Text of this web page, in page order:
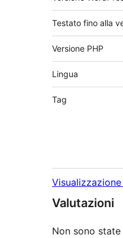
Testato fino alla
Versione PHP
Lingua
Tag
Valutazioni
Non sono